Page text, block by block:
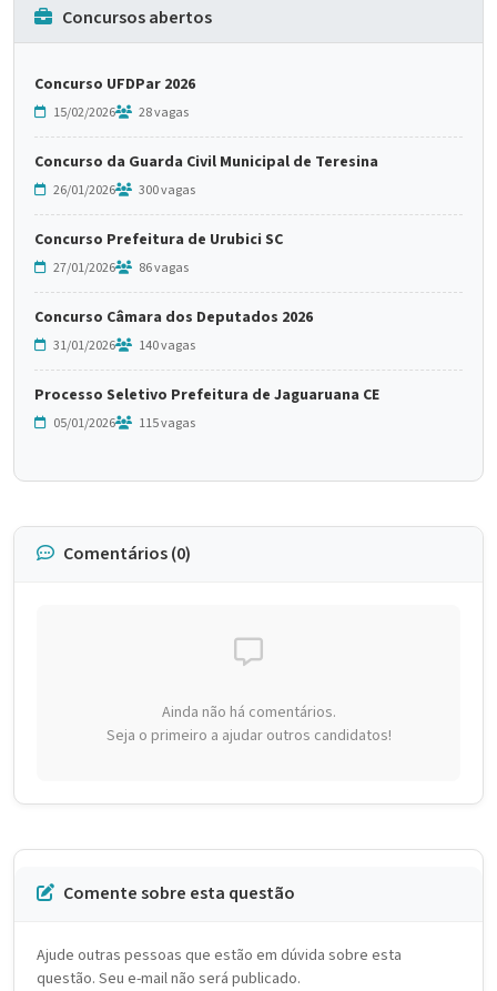
Concursos abertos
Concurso UFDPar 2026
15/02/2026 28 vagas
Concurso da Guarda Civil Municipal de Teresina
26/01/2026 300 vagas
Concurso Prefeitura de Urubici SC
27/01/2026 86 vagas
Concurso Câmara dos Deputados 2026
31/01/2026 140 vagas
Processo Seletivo Prefeitura de Jaguaruana CE
05/01/2026 115 vagas
Comentários (0)
Ainda não há comentários.
Seja o primeiro a ajudar outros candidatos!
Comente sobre esta questão
Ajude outras pessoas que estão em dúvida sobre esta
questão. Seu e-mail não será publicado.